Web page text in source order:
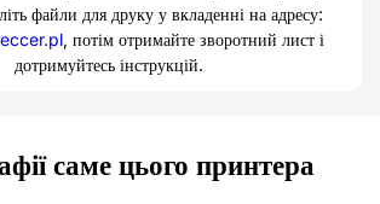
файли для друку у вкладенні на адресу:
, потім отримайте зворотний лист і
дотримуйтесь інструкцій.
саме цього принтера